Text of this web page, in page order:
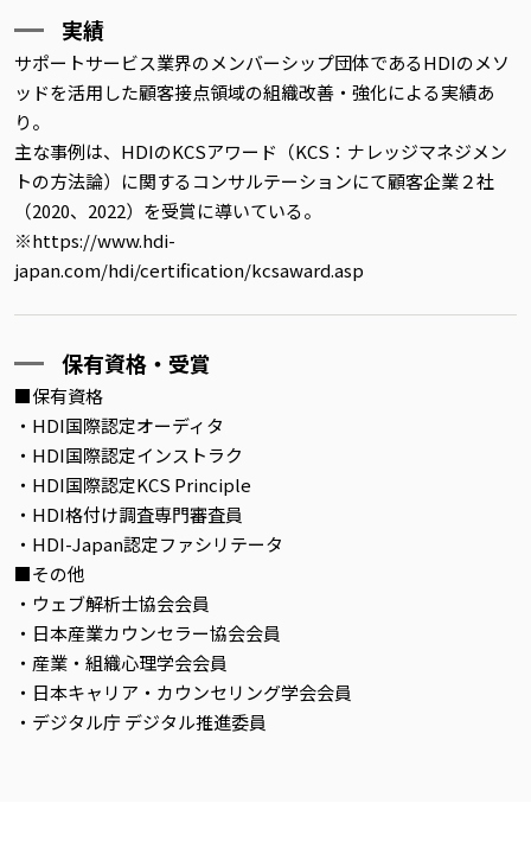
実績
サポートサービス業界のメンバーシップ団体であるHDIのメソ
ッドを活用した顧客接点領域の組織改善・強化による実績あ
り。
主な事例は、HDIのKCSアワード（KCS：ナレッジマネジメン
トの方法論）に関するコンサルテーションにて顧客企業２社
（2020、2022）を受賞に導いている。
※https://www.hdi-
japan.com/hdi/certification/kcsaward.asp
保有資格・受賞
■保有資格
・HDI国際認定オーディタ
・HDI国際認定インストラク
・HDI国際認定KCS Principle
・HDI格付け調査専門審査員
・HDI-Japan認定ファシリテータ
■その他
・ウェブ解析士協会会員
・日本産業カウンセラー協会会員
・産業・組織心理学会会員
・日本キャリア・カウンセリング学会会員
・デジタル庁 デジタル推進委員